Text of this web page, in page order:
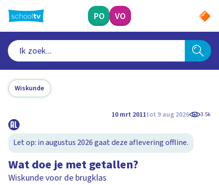
naar
hoofdinhoud
PO VO
Wiskunde
10 mrt 2011tot 9 aug 2026 3.5k
Let op: in augustus 2026 gaat deze aflevering offline.
Wat doe je met getallen?
Wiskunde voor de brugklas